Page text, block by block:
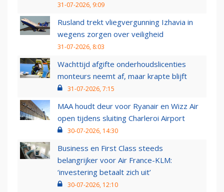
31-07-2026, 9:09
Rusland trekt vliegvergunning Izhavia in
wegens zorgen over veiligheid
31-07-2026, 8:03
Wachttijd afgifte onderhoudslicenties
monteurs neemt af, maar krapte blijft
31-07-2026, 7:15
MAA houdt deur voor Ryanair en Wizz Air
open tijdens sluiting Charleroi Airport
30-07-2026, 14:30
Business en First Class steeds
belangrijker voor Air France-KLM:
‘investering betaalt zich uit’
30-07-2026, 12:10